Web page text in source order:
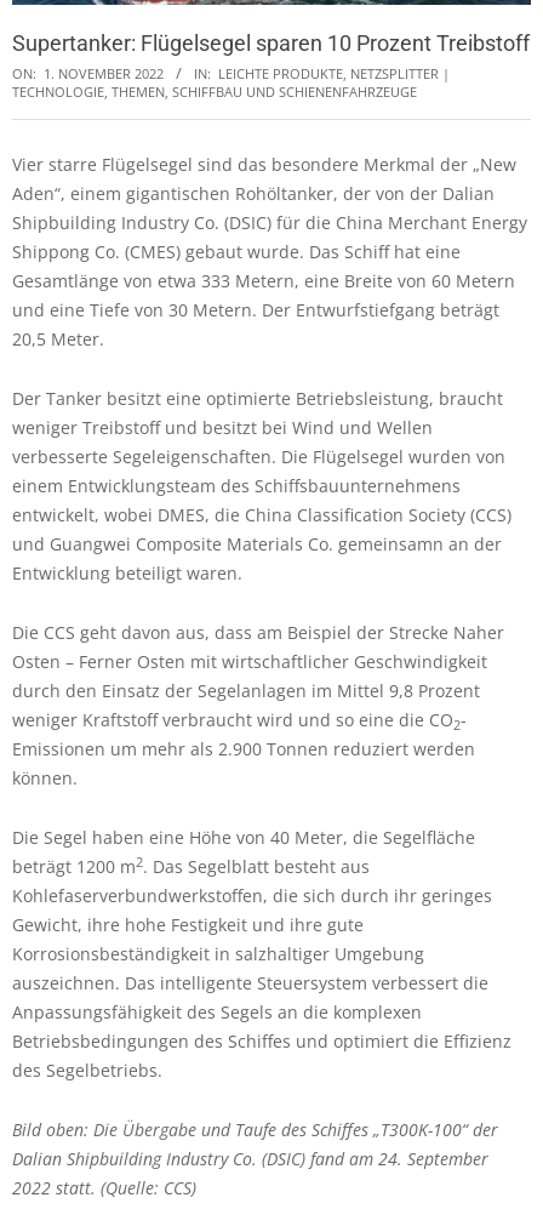
Supertanker: Flügelsegel sparen 10 Prozent Treibstoff
ON: 1. NOVEMBER 2022 IN: LEICHTE PRODUKTE, NETZSPLITTER |
TECHNOLOGIE, THEMEN, SCHIFFBAU UND SCHIENENFAHRZEUGE
Vier starre Flügelsegel sind das besondere Merkmal der „New
Aden“, einem gigantischen Rohöltanker, der von der Dalian
Shipbuilding Industry Co. (DSIC) für die China Merchant Energy
Shippong Co. (CMES) gebaut wurde. Das Schiff hat eine
Gesamtlänge von etwa 333 Metern, eine Breite von 60 Metern
und eine Tiefe von 30 Metern. Der Entwurfstiefgang beträgt
20,5 Meter.
Der Tanker besitzt eine optimierte Betriebsleistung, braucht
weniger Treibstoff und besitzt bei Wind und Wellen
verbesserte Segeleigenschaften. Die Flügelsegel wurden von
einem Entwicklungsteam des Schiffsbauunternehmens
entwickelt, wobei DMES, die China Classification Society (CCS)
und Guangwei Composite Materials Co. gemeinsamn an der
Entwicklung beteiligt waren.
Die CCS geht davon aus, dass am Beispiel der Strecke Naher
Osten – Ferner Osten mit wirtschaftlicher Geschwindigkeit
durch den Einsatz der Segelanlagen im Mittel 9,8 Prozent
weniger Kraftstoff verbraucht wird und so eine die CO2-
Emissionen um mehr als 2.900 Tonnen reduziert werden
können.
Die Segel haben eine Höhe von 40 Meter, die Segelfläche
beträgt 1200 m2. Das Segelblatt besteht aus
Kohlefaserverbundwerkstoffen, die sich durch ihr geringes
Gewicht, ihre hohe Festigkeit und ihre gute
Korrosionsbeständigkeit in salzhaltiger Umgebung
auszeichnen. Das intelligente Steuersystem verbessert die
Anpassungsfähigkeit des Segels an die komplexen
Betriebsbedingungen des Schiffes und optimiert die Effizienz
des Segelbetriebs.
Bild oben: Die Übergabe und Taufe des Schiffes „T300K-100“ der
Dalian Shipbuilding Industry Co. (DSIC) fand am 24. September
2022 statt. (Quelle: CCS)